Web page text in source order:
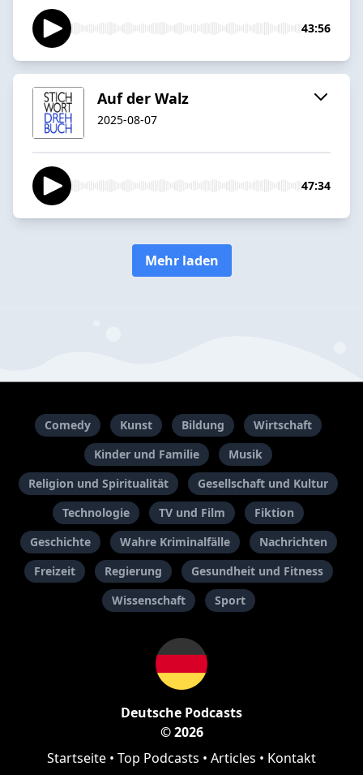
43:56
Auf der Walz
2025-08-07
47:34
Mehr laden
Comedy Kunst Bildung
Wirtschaft
Kinder und Familie
Musik
Religion und Spiritualität
Gesellschaft und Kultur
Technologie
TV und Film
Fiktion
Geschichte
Wahre Kriminalfälle
Nachrichten
Freizeit
Regierung
Gesundheit und Fitness
Wissenschaft
Sport
Deutsche Podcasts
© 2026
Startseite • Top Podcasts • Articles • Kontakt